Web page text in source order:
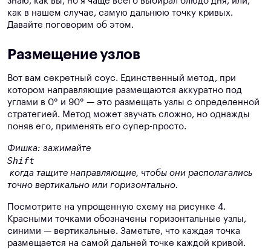
как в нашем случае, самую дальнюю точку кривых.
Давайте поговорим об этом.
Размещение узлов
Вот вам секретный соус. Единственный метод, при
котором направляющие размещаются аккуратно под
углами в 0° и 90° — это размещать узлы с определенной
стратегией. Метод может звучать сложно, но однажды
поняв его, применять его супер-просто.
Фишка: зажимайте
Shift
когда тащите направляющие, чтобы они располагались
точно вертикально или горизонтально.
Посмотрите на упрощенную схему на рисунке 4.
Красными точками обозначены горизонтальные узлы,
синими — вертикальные. Заметьте, что каждая точка
размещается на самой дальней точке каждой кривой.